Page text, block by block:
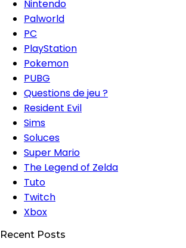
Nintendo
Palworld
PC
PlayStation
Pokemon
PUBG
Questions de jeu ?
Resident Evil
Sims
Soluces
Super Mario
The Legend of Zelda
Tuto
Twitch
Xbox
Recent Posts